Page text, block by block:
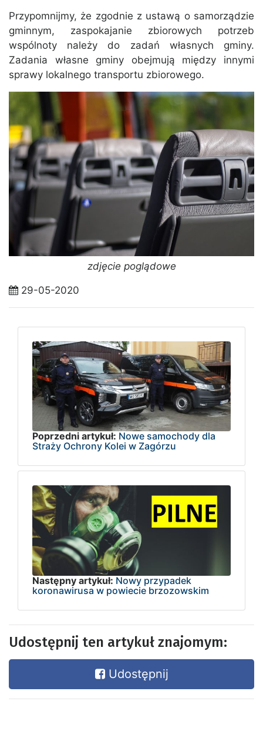
Przypomnijmy, że zgodnie z ustawą o samorządzie
gminnym, zaspokajanie zbiorowych potrzeb
wspólnoty należy do zadań własnych gminy.
Zadania własne gminy obejmują między innymi
sprawy lokalnego transportu zbiorowego.
zdjęcie poglądowe
29-05-2020
Poprzedni artykuł: Nowe samochody dla
Straży Ochrony Kolei w Zagórzu
Następny artykuł: Nowy przypadek
koronawirusa w powiecie brzozowskim
Udostępnij ten artykuł znajomym:
Udostępnij